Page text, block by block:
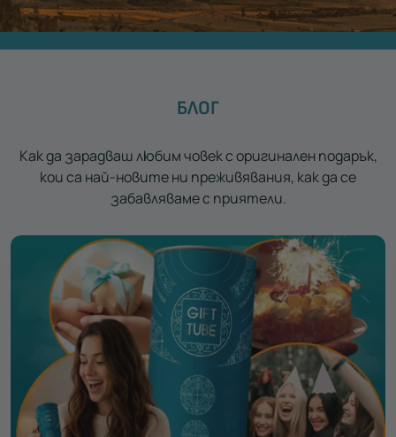
БЛОГ
Как да зарадваш любим човек с оригинален подарък,
кои са най-новите ни преживявания, как да се
забавляваме с приятели.